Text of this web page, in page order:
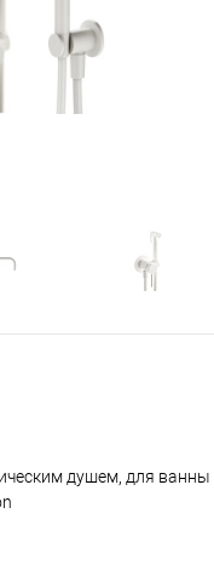
душем, для